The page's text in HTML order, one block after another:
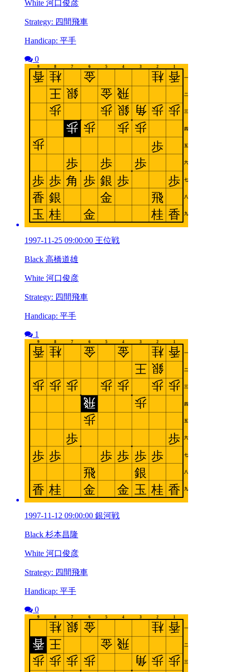
White 河口俊彦
Strategy: 四間飛車
Handicap: 平手
0
1997-11-25 09:00:00 王位戦
Black 高橋道雄
White 河口俊彦
Strategy: 四間飛車
Handicap: 平手
1
1997-11-12 09:00:00 銀河戦
Black 杉本昌隆
White 河口俊彦
Strategy: 四間飛車
Handicap: 平手
0